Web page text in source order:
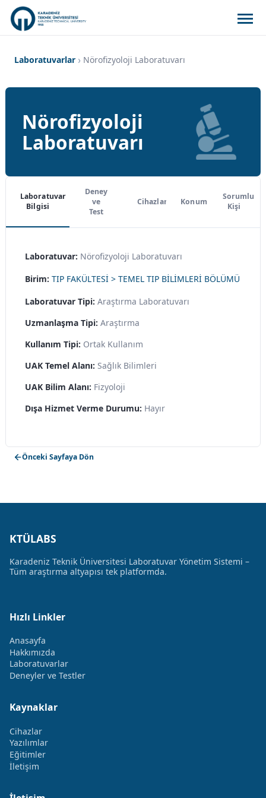
Laboratuvarlar Nörofizyoloji Laboratuvarı
Nörofizyoloji
Laboratuvarı
Laboratuvar
Bilgisi
Deney
ve
Test
Cihazlar Konum
Sorumlu
Kişi
Laboratuvar: Nörofizyoloji Laboratuvarı
Birim: TIP FAKÜLTESİ > TEMEL TIP BİLİMLERİ BÖLÜMÜ
Laboratuvar Tipi: Araştırma Laboratuvarı
Uzmanlaşma Tipi: Araştırma
Kullanım Tipi: Ortak Kullanım
UAK Temel Alanı: Sağlık Bilimleri
UAK Bilim Alanı: Fizyoloji
Dışa Hizmet Verme Durumu: Hayır
Önceki Sayfaya Dön
KTÜLABS
Karadeniz Teknik Üniversitesi Laboratuvar Yönetim Sistemi –
Tüm araştırma altyapısı tek platformda.
Hızlı Linkler
Anasayfa
Hakkımızda
Laboratuvarlar
Deneyler ve Testler
Kaynaklar
Cihazlar
Yazılımlar
Eğitimler
İletişim